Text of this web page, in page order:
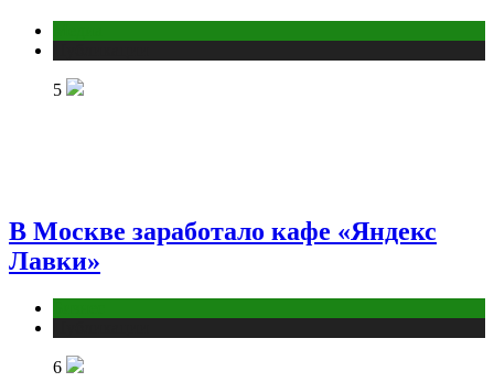
5
В Москве заработало кафе «Яндекс
Лавки»
6